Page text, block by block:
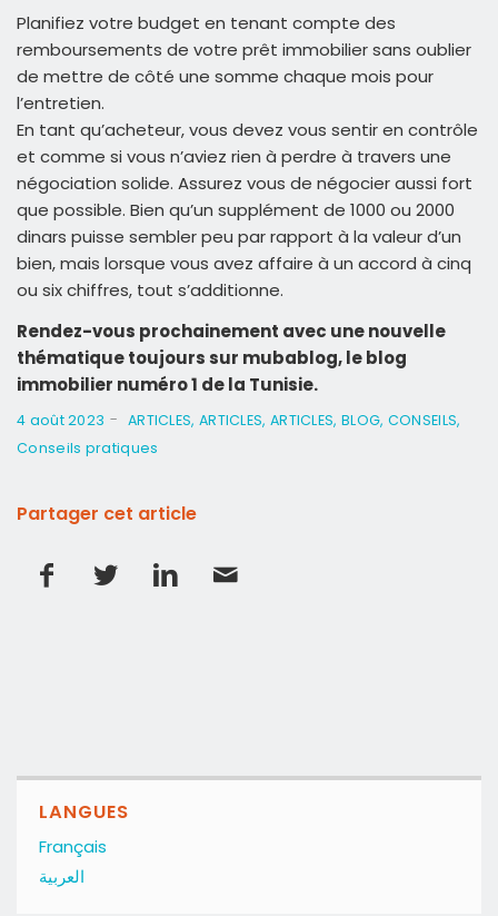
Planifiez votre budget en tenant compte des
remboursements de votre prêt immobilier sans oublier
de mettre de côté une somme chaque mois pour
l’entretien.
En tant qu’acheteur, vous devez vous sentir en contrôle
et comme si vous n’aviez rien à perdre à travers une
négociation solide. Assurez vous de négocier aussi fort
que possible. Bien qu’un supplément de 1000 ou 2000
dinars puisse sembler peu par rapport à la valeur d’un
bien, mais lorsque vous avez affaire à un accord à cinq
ou six chiffres, tout s’additionne.
Rendez-vous prochainement avec une nouvelle
thématique toujours sur mubablog, le blog
immobilier numéro 1 de la Tunisie.
4 août 2023 - ARTICLES, ARTICLES, ARTICLES, BLOG, CONSEILS,
Conseils pratiques
Partager cet article
LANGUES
Français
العربية